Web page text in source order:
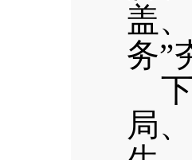
盖
务”
局